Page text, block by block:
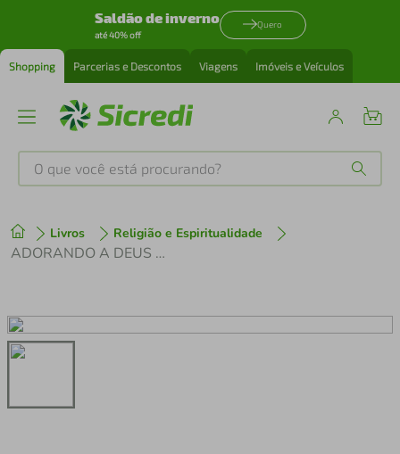
Saldão de inverno
até 40% off
Quero
Shopping Parcerias e Descontos Viagens Imóveis e Veículos
O que você está procurando?
Livros Religião e Espiritualidade
ADORANDO A DEUS COM A SUA VIDA
1º tenis